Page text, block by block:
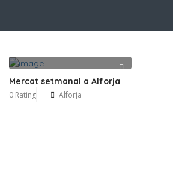
Mercat setmanal a Alforja
0 Rating Alforja